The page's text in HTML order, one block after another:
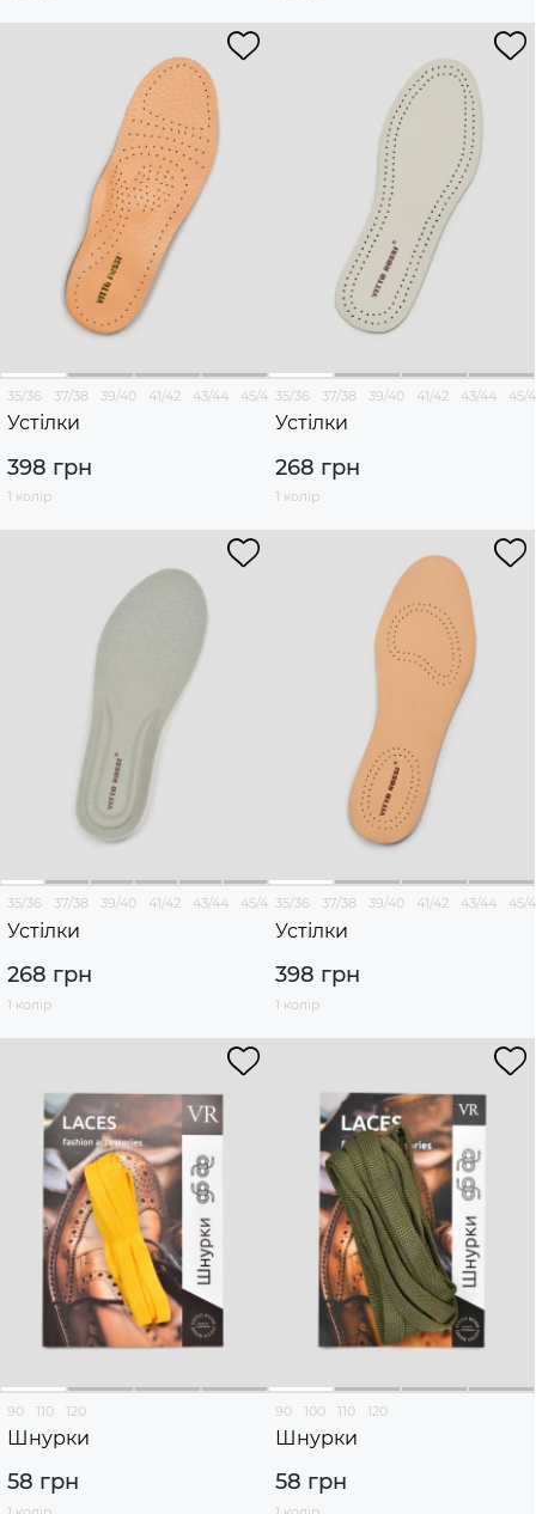
35/36 37/38 39/40 41/42 43/44 45/46
Устілки
398 грн
1 колір
35/36 37/38 39/40 41/42 43/44 45/
Устілки
268 грн
1 колір
35/36 37/38 39/40 41/42 43/44 45/46
Устілки
268 грн
1 колір
35/36 37/38 39/40 41/42 43/44 45/
Устілки
398 грн
1 колір
90 110 120
Шнурки
58 грн
90 100 110 120
Шнурки
58 грн